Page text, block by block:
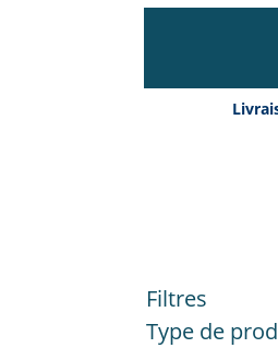
Filtres
Type de